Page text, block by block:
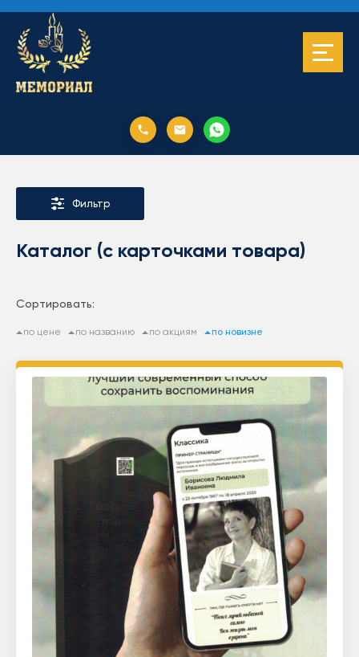
Фильтр
Каталог (с карточками товара)
Сортировать:
по цене по названию по акциям по новизне